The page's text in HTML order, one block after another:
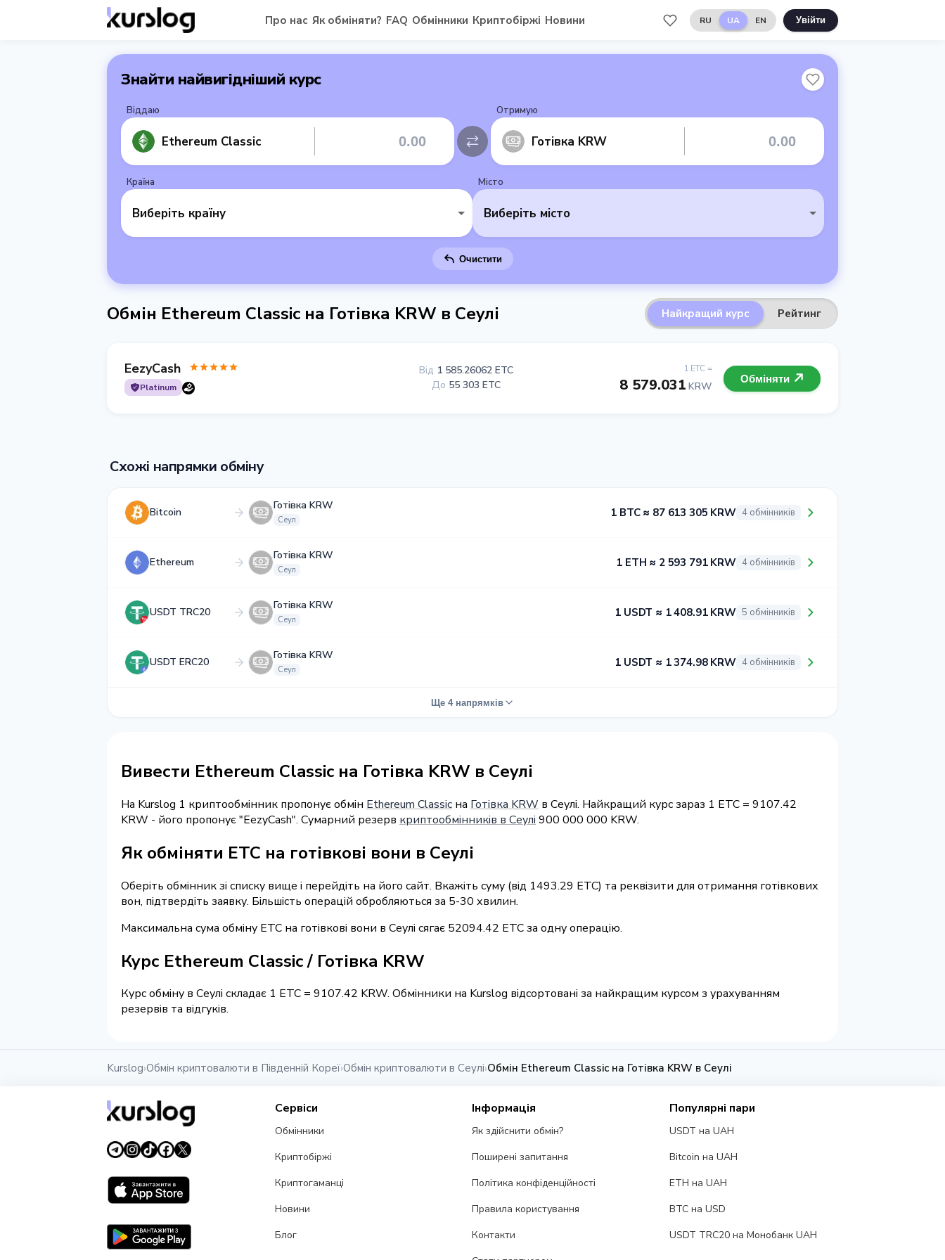
Про нас Як обміняти? FAQ Обмінники Криптобіржі Новини RU UA EN Увійти
Знайти найвигідніший курс
Віддаю
Ethereum Classic
Отримую
Готівка KRW
Країна
Виберіть країну
Місто
Виберіть місто
Очистити
Обмін Ethereum Classic на Готівка KRW в Сеулі Найкращий курс Рейтинг
EezyCash
Platinum
1 ETC =
8 579.031 KRW
Від 1 585.26062 ETC
До 55 303 ETC Обміняти
Схожі напрямки обміну
Bitcoin
Готівка KRW
Сеул
1 BTC ≈ 87 613 305 KRW 4 обмінників
Ethereum
Готівка KRW
Сеул
1 ETH ≈ 2 593 791 KRW 4 обмінників
USDT TRC20
Готівка KRW
Сеул
1 USDT ≈ 1 408.91 KRW 5 обмінників
USDT ERC20
Готівка KRW
Сеул
1 USDT ≈ 1 374.98 KRW 4 обмінників
Ще 4 напрямків
Вивести Ethereum Classic на Готівка KRW в Сеулі
На Kurslog 1 криптообмінник пропонує обмін Ethereum Classic на Готівка KRW в Сеулі. Найкращий курс зараз 1 ETC = 9107.42
KRW - його пропонує "EezyCash". Сумарний резерв криптообмінників в Сеулі 900 000 000 KRW.
Як обміняти ETC на готівкові вони в Сеулі
Оберіть обмінник зі списку вище і перейдіть на його сайт. Вкажіть суму (від 1493.29 ETC) та реквізити для отримання готівкових
вон, підтвердіть заявку. Більшість операцій обробляються за 5-30 хвилин.
Максимальна сума обміну ETC на готівкові вони в Сеулі сягає 52094.42 ETC за одну операцію.
Курс Ethereum Classic / Готівка KRW
Курс обміну в Сеулі складає 1 ETC = 9107.42 KRW. Обмінники на Kurslog відсортовані за найкращим курсом з урахуванням
резервів та відгуків.
Kurslog›Обмін криптовалюти в Південній Кореї›Обмін криптовалюти в Сеулі›Обмін Ethereum Classic на Готівка KRW в Сеулі
Сервіси
Обмінники
Криптобіржі
Криптогаманці
Новини
Блог
Інформація
Як здійснити обмін?
Поширені запитання
Політика конфіденційності
Правила користування
Контакти
Популярні пари
USDT на UAH
Bitcoin на UAH
ETH на UAH
BTC на USD
USDT TRC20 на Монобанк UAH